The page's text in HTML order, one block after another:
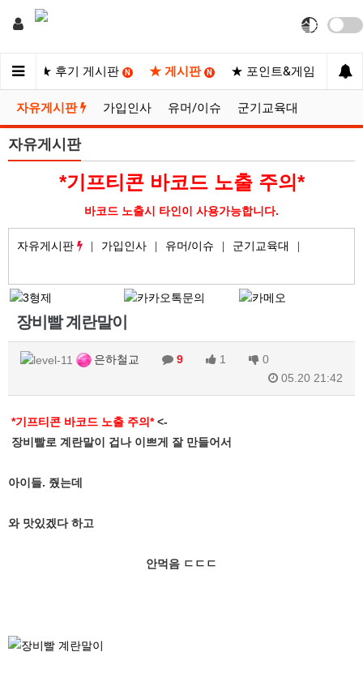
트 ★ 후기 게시판 N ★ 게시판 N ★ 포인트&게임 ★
자유게시판 가입인사 유머/이슈 군기교육대
자유게시판
*기프티콘 바코드 노출 주의*
바코드 노출시 타인이 사용가능합니다.
자유게시판 가입인사 유머/이슈 군기교육대
장비빨 계란말이
은하철교 9 1
0
05.20 21:42
*기프티콘 바코드 노출 주의*<-
장비빨로 계란말이 겁나 이쁘게 잘 만들어서
아이들. 줬는데
와 맛있겠다 하고
안먹음 ㄷㄷㄷ